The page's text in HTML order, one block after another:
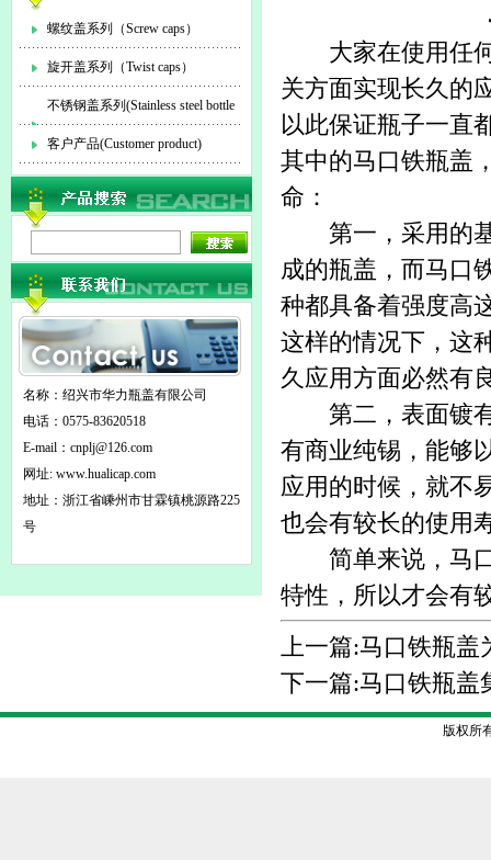
螺纹盖系列（Screw caps）
旋开盖系列（Twist caps）
不锈钢盖系列(Stainless steel bottle
cap)
客户产品(Customer product)
名称：绍兴市华力瓶盖有限公司
电话：0575-83620518
E-mail： cnplj@126.com
网址: www.hualicap.com
地址：浙江省嵊州市甘霖镇桃源路225
号
大家在使用任何
关方面实现长久的
以此保证瓶子一直
其中的马口铁瓶盖
命：
第一，采用的基
成的瓶盖，而马口
种都具备着强度高
这样的情况下，这
久应用方面必然有
第二，表面镀有
有商业纯锡，能够
应用的时候，就不
也会有较长的使用
简单来说，马口
特性，所以才会有
上一篇:马口铁瓶盖
下一篇:马口铁瓶盖
版权所